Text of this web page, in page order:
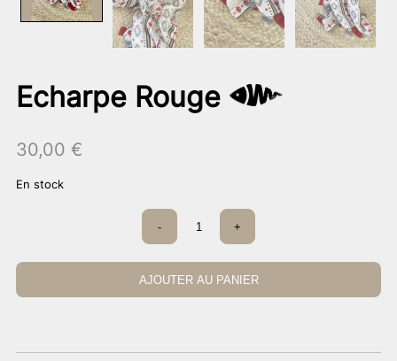
Echarpe Rouge
30,00 €
En stock
quantité
Echarpe
Rouge
- +
AJOUTER AU PANIER